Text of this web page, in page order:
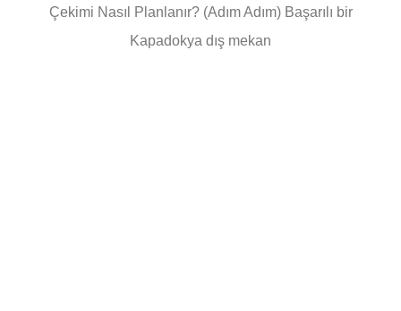
Çekimi Nasıl Planlanır? (Adım Adım) Başarılı bir
Kapadokya dış mekan